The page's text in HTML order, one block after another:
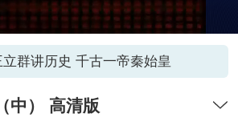
立群讲历史 千古一帝秦始皇
中） 高清版